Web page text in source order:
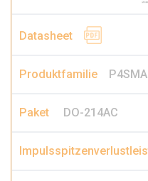
P4SMA
DO-214AC